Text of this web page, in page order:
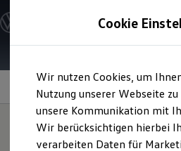
Hauptinhalt
springen
Footer
springen
Modelle & Konfigurator
Nutzfahrzeugkategorien
Modelle konfigurieren
Vorgängermodelle und
Vorgängermodelle
Oldtimer
Bulli Historie
Branchenlösungen &
Umbaulösungen und
Sitzkonzept
Cookie
Wir nutzen Cookies, um
Nutzung unserer Webseite
unsere Kommunikation mit
Wir berücksichtigen hierbei
verarbeiten Daten für